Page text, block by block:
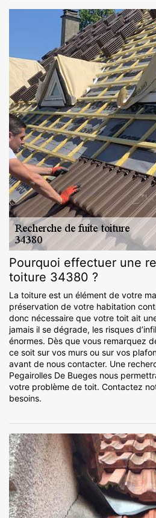
Pourquoi effectuer une
toiture 34380 ?
La toiture est un élément de votre
préservation de votre habitation
donc nécessaire que votre toit ait
jamais il se dégrade, les risques
énormes. Dès que vous remarquez
ce soit sur vos murs ou sur vos
avant de nous contacter. Une
Pegairolles De Bueges nous
votre problème de toit. Contactez
besoins.